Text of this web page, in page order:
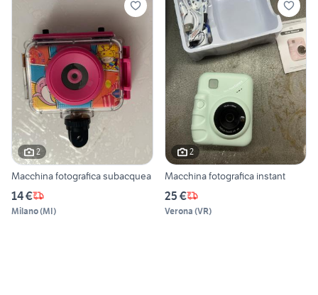
2
Macchina fotografica subacquea
14 €
Milano(MI)
2
Macchina fotografica instant
25 €
Verona (VR)